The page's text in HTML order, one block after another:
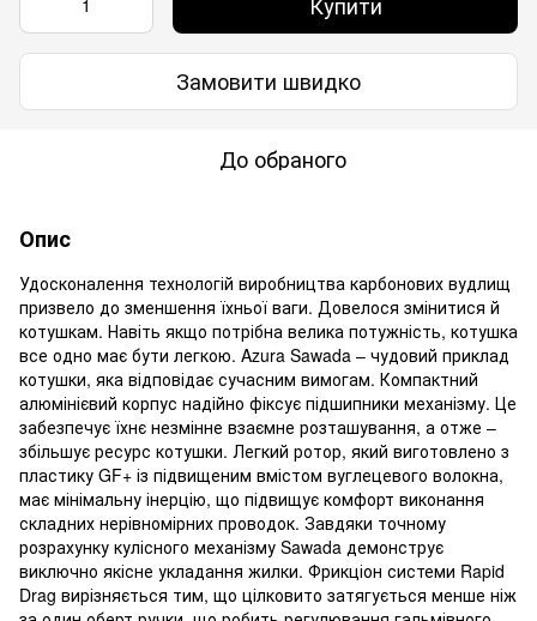
Замовити швидко
До обраного
Опис
Удосконалення технологій виробництва карбонових вудлищ
призвело до зменшення їхньої ваги. Довелося змінитися й
котушкам. Навіть якщо потрібна велика потужність, котушка
все одно має бути легкою. Azura Sawada – чудовий приклад
котушки, яка відповідає сучасним вимогам. Компактний
алюмінієвий корпус надійно фіксує підшипники механізму. Це
забезпечує їхнє незмінне взаємне розташування, а отже –
збільшує ресурс котушки. Легкий ротор, який виготовлено з
пластику GF+ із підвищеним вмістом вуглецевого волокна,
має мінімальну інерцію, що підвищує комфорт виконання
складних нерівномірних проводок. Завдяки точному
розрахунку кулісного механізму Sawada демонструє
виключно якісне укладання жилки. Фрикціон системи Rapid
Drag вирізняється тим, що цілковито затягується менше ніж